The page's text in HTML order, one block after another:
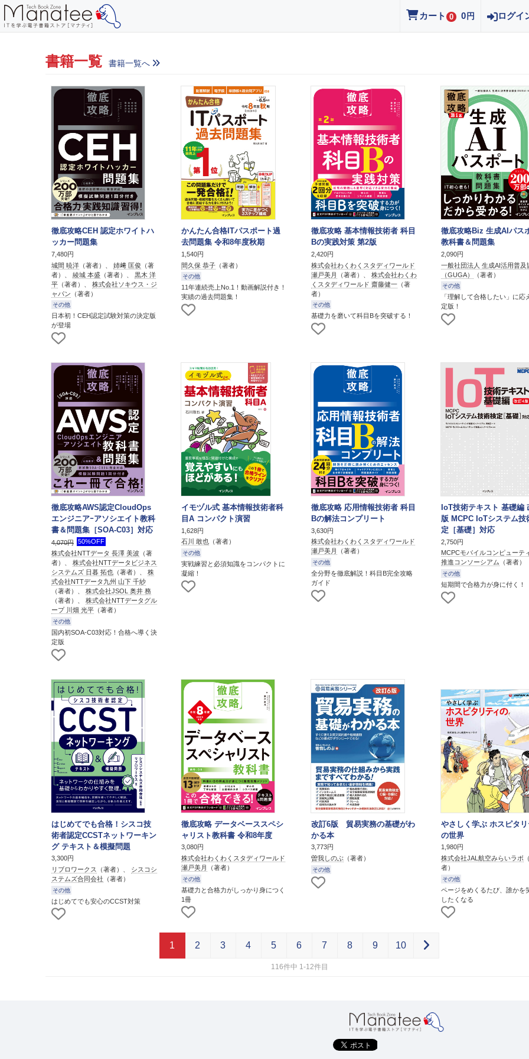
カート 0 0 円 ログイ
書籍一覧 書籍一覧へ
徹底攻略CEH 認定ホワイトハ
ッカー問題集
7,480円
城間 暁洋 （著者）、 姉﨑 匡俊 （著
者）、 綾城 本盛 （著者）、 黒木 洋
平 （著者）、 株式会社ソキウス・ジ
ャパン （著者）
その他
日本初！CEH認定試験対策の決定版
が登場
かんたん合格ITパスポート過
去問題集 令和8年度秋期
1,540円
間久保 恭子 （著者）
その他
11年連続売上No.1！動画解説付き！
実績の過去問題集！
徹底攻略 基本情報技術者 科目
Bの実践対策 第2版
2,420円
株式会社わくわくスタディワールド
瀬戸美月
（著者）、 株式会社わくわ
くスタディワールド 齋藤健一 （著
者）
その他
基礎力を磨いて科目Bを突破する！
徹底攻略Biz 生成AIパス
教科書＆問題集
2,090円
一般社団法人 生成AI活用普及
（GUGA）
（著者）
その他
「理解して合格したい」に応
定版！
徹底攻略AWS認定CloudOps
エンジニアｰアソシエイト教科
書＆問題集［SOA-C03］対応
4,070円 50%OFF
株式会社NTTデータ 長澤 美波 （著
者）、 株式会社NTTデータビジネス
システムズ 日暮 拓也 （著者）、 株
式会社NTTデータ九州 山下 千紗
（著者）、 株式会社JSOL 奥井 務
（著者）、 株式会社NTTデータグル
ープ 川畑 光平 （著者）
その他
国内初SOA-C03対応！合格へ導く決
定版
イモヅル式 基本情報技術者科
目A コンパクト演習
1,628円
石川 敢也 （著者）
その他
実戦練習と必須知識をコンパクトに
凝縮！
徹底攻略 応用情報技術者 科目
Bの解法コンプリート
3,630円
株式会社わくわくスタディワールド
瀬戸美月
（著者）
その他
全分野を徹底解説！科目B完全攻略
ガイド
IoT技術テキスト 基礎編
版 MCPC IoTシステム技
定［基礎］対応
2,750円
MCPCモバイルコンピューテ
推進コンソーシアム （著者）
その他
短期間で合格力が身に付く！
はじめてでも合格！シスコ技
術者認定CCSTネットワーキン
グ テキスト＆模擬問題
3,300円
リブロワークス
（著者）、 シスコシ
ステムズ合同会社 （著者）
その他
はじめてでも安心のCCST対策
徹底攻略 データベーススペシ
ャリスト教科書 令和8年度
3,080円
株式会社わくわくスタディワールド
瀬戸美月
（著者）
その他
基礎力と合格力がしっかり身につく
1冊
改訂6版 貿易実務の基礎がわ
かる本
3,773円
曽我しのぶ （著者）
その他
やさしく学ぶ ホスピタ
の世界
1,980円
株式会社JAL航空みらいラボ
者）
その他
ページをめくるたび、誰かを
したくなる
116件中 1-12件目
1 2 3 4 5 6 7 8 9 10